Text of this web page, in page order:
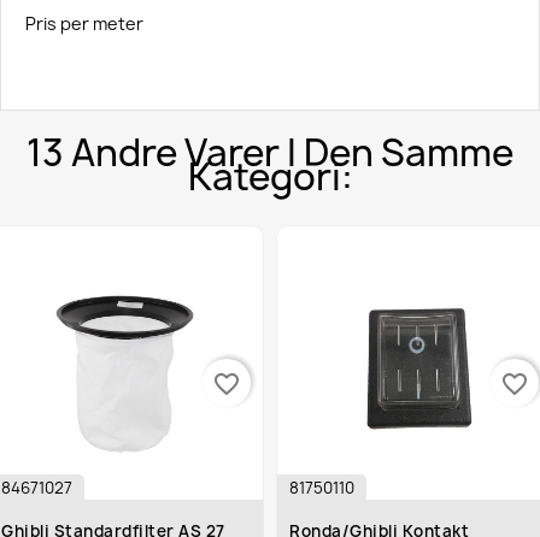
Pris per meter
13 Andre Varer I Den Samme
Kategori:
84671027
Ghibli Standardfilter AS 27
favorite_border
81750110
Ronda/Ghibli Kontakt
favorite_border